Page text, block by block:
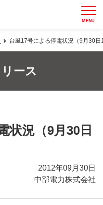
MENU
台風17号による停電状況（9月30日
ース
状況（9月30日
2012年09月30日
中部電力株式会社